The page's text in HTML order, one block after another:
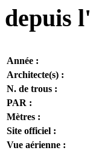
depuis
Année :
Architecte(s) :
N. de trous :
PAR :
Mètres :
Site officiel :
Vue aérienne :